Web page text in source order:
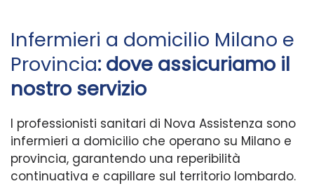
Infermieri a domicilio Milano e
Provincia: dove assicuriamo il
nostro servizio
I professionisti sanitari di Nova Assistenza sono
infermieri a domicilio che operano su Milano e
provincia, garantendo una reperibilità
continuativa e capillare sul territorio lombardo.